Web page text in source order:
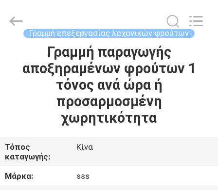
ΠΡΟΪΌΝΤΑ
ΣΧΕΤΙΚΆ
ΜΕ
ΕΜΆΣ
Technology
Γραμμή επεξεργασίας λαχανικών φρούτων
Γραμμή παραγωγής
αποξηραμένων φρούτων 1
τόνος ανά ώρα ή
προσαρμοσμένη
χωρητικότητα
Τόπος
καταγωγής:
Κίνα
Μάρκα:
sss